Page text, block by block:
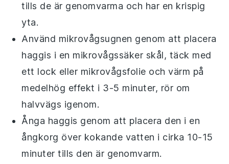
tills de är genomvarma och har en krispig
yta.
Använd mikrovågsugnen genom att placera
haggis i en mikrovågssäker skål, täck med
ett lock eller mikrovågsfolie och värm på
medelhög effekt i 3-5 minuter, rör om
halvvägs igenom.
Ånga haggis genom att placera den i en
ångkorg över kokande vatten i cirka 10-15
minuter tills den är genomvarm.